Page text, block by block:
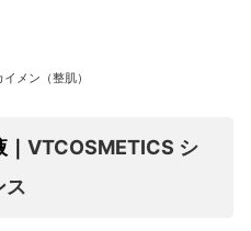
メン（整肌）
｜VTCOSMETICS シ
ス